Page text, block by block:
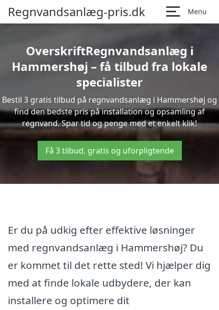
Regnvandsanlæg-pris.dk Menu
OverskriftRegnvandsanlæg i
Hammershøj – få tilbud fra lokale
specialister
Bestil 3 gratis tilbud på regnvandsanlæg i Hammershøj og
find den bedste pris på installation og opsamling af
regnvand. Spar tid og penge med et enkelt klik!
Få 3 tilbud, gratis og uforpligtende
Er du på udkig efter effektive løsninger
med regnvandsanlæg i Hammershøj? Du
er kommet til det rette sted! Vi hjælper dig
med at finde lokale udbydere, der kan
installere og optimere dit